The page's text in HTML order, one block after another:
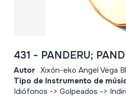
431 - PANDERU;
Autor Xixón-eko Angel Vega
Tipo de Instrumento de
Idiófonos -> Golpeados ->